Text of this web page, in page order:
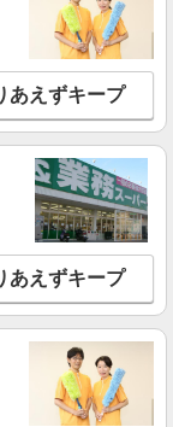
あえずキープ
あえずキープ